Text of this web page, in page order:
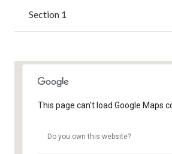
Section 1
This page can't load Google Maps
Do you own this website?